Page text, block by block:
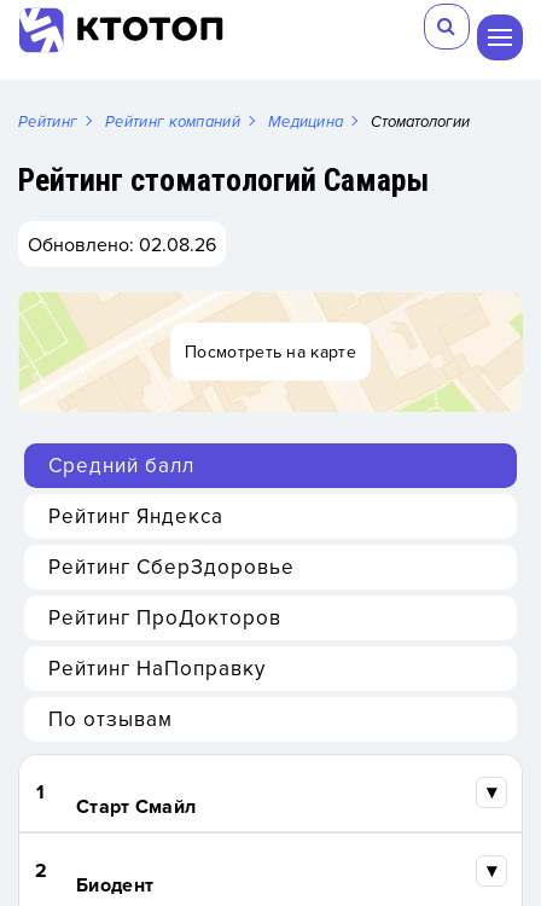
Рейтинг Рейтинг компаний Медицина Стоматологии
Рейтинг стоматологий Самары
Обновлено: 02.08.26
Посмотреть на карте
Средний балл
Рейтинг Яндекса
Рейтинг СберЗдоровье
Рейтинг ПроДокторов
Рейтинг НаПоправку
По отзывам
1
Старт Смайл
2
Биодент